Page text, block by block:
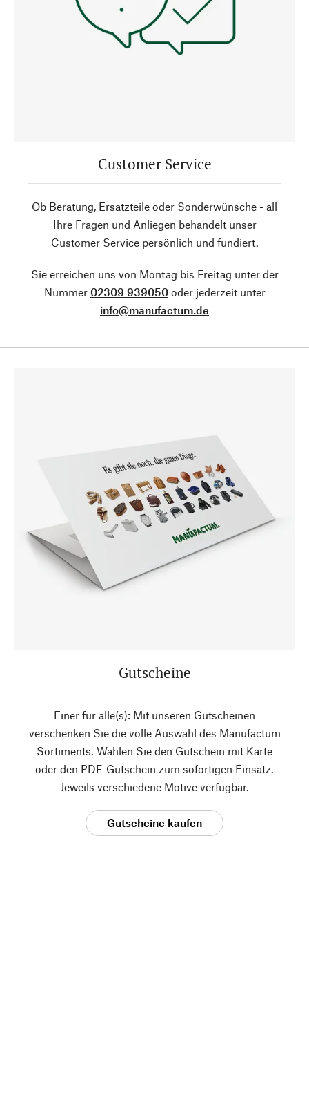
Customer Service
Ob Beratung, Ersatzteile oder Sonderwünsche - all
Ihre Fragen und Anliegen behandelt unser
Customer Service persönlich und fundiert.
Sie erreichen uns von Montag bis Freitag unter der
Nummer 02309 939050oder jederzeit unter
info@manufactum.de
Gutscheine
Einer für alle(s): Mit unseren Gutscheinen
verschenken Sie die volle Auswahl des Manufactum
Sortiments. Wählen Sie den Gutschein mit Karte
oder den PDF-Gutschein zum sofortigen Einsatz.
Jeweils verschiedene Motive verfügbar.
Gutscheine kaufen